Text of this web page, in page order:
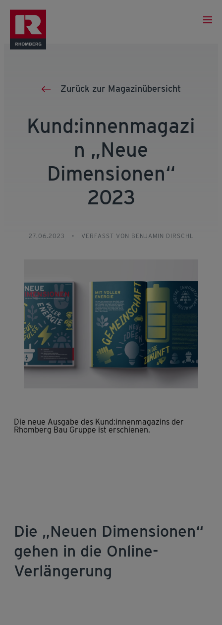
Zurück zur Magazinübersicht
Kund:innenmagazi
n „Neue
Dimensionen“
2023
27.06.2023 • VERFASST VON BENJAMIN DIRSCHL
Die neue Ausgabe des Kund:innenmagazins der
Rhomberg Bau Gruppe ist erschienen.
Die „Neuen Dimensionen“
gehen in die Online-
Verlängerung